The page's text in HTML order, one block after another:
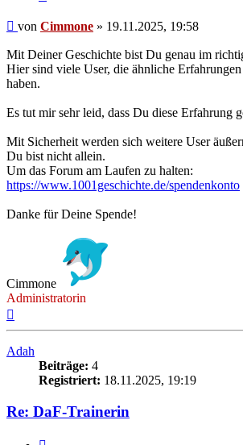
Beitrag
von Cimmone » 19.11.2025, 19:58
Mit Deiner Geschichte bist Du genau im
Hier sind viele User, die ähnliche
haben.
Es tut mir sehr leid, dass Du diese Erfahrung
Mit Sicherheit werden sich weitere User
Du bist nicht allein.
Um das Forum am Laufen zu halten:
https://www.1001geschichte.de/spendenkonto
Danke für Deine Spende!
Cimmone
Administratorin
Adah
Beiträge: 4
Registriert: 18.11.2025, 19:19
Re: DaF-Trainerin